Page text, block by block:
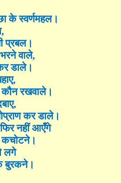
के स्वर्णमहल।
,
प्रबल।
वाले,
डाले।
,
रखवाले।
,
कर डाले।
नहीं आएँगे
कचोटने।
लगे
बुरकने।